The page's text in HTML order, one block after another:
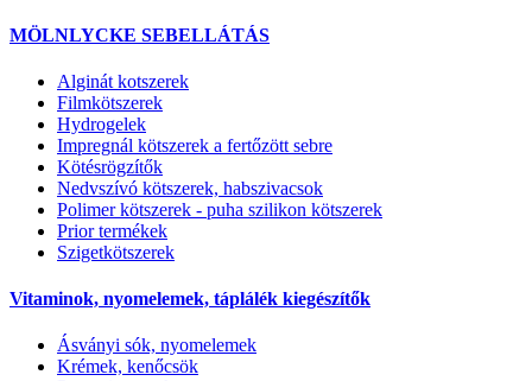
MÖLNLYCKE SEBELLÁTÁS
Alginát kotszerek
Filmkötszerek
Hydrogelek
Impregnál kötszerek a fertőzött sebre
Kötésrögzítők
Nedvszívó kötszerek, habszivacsok
Polimer kötszerek - puha szilikon kötszerek
Prior termékek
Szigetkötszerek
Vitaminok, nyomelemek, táplálék kiegészítők
Ásványi sók, nyomelemek
Krémek, kenőcsök